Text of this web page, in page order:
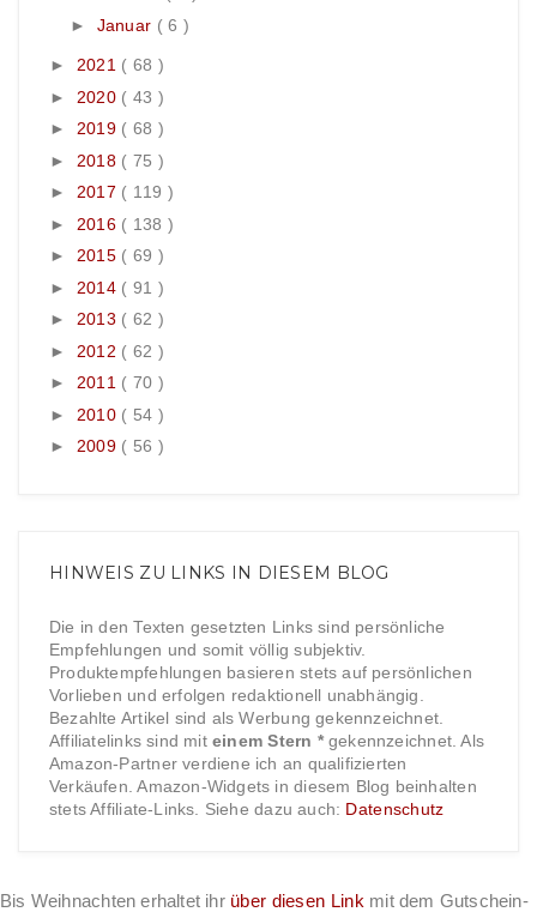
► Januar ( 6 )
► 2021 ( 68 )
► 2020 ( 43 )
► 2019 ( 68 )
► 2018 ( 75 )
► 2017 ( 119 )
► 2016 ( 138 )
► 2015 ( 69 )
► 2014 ( 91 )
► 2013 ( 62 )
► 2012 ( 62 )
► 2011 ( 70 )
► 2010 ( 54 )
► 2009 ( 56 )
HINWEIS ZU LINKS IN DIESEM BLOG
Die in den Texten gesetzten Links sind persönliche
Empfehlungen und somit völlig subjektiv.
Produktempfehlungen basieren stets auf persönlichen
Vorlieben und erfolgen redaktionell unabhängig.
Bezahlte Artikel sind als Werbung gekennzeichnet.
Affiliatelinks sind miteinem Stern *gekennzeichnet. Als
Amazon-Partner verdiene ich an qualifizierten
Verkäufen. Amazon-Widgets in diesem Blog beinhalten
stets Affiliate-Links. Siehe dazu auch: Datenschutz
Bis Weihnachten erhaltet ihr über diesen Link mit dem Gutschein-